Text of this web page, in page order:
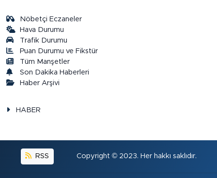
Nöbetçi Eczaneler
Hava Durumu
Trafik Durumu
Puan Durumu ve Fikstür
Tüm Manşetler
Son Dakika Haberleri
Haber Arşivi
HABER
RSS Copyright © 2023. Her hakkı saklıdır.